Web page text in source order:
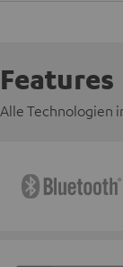
Features
Alle Technologien